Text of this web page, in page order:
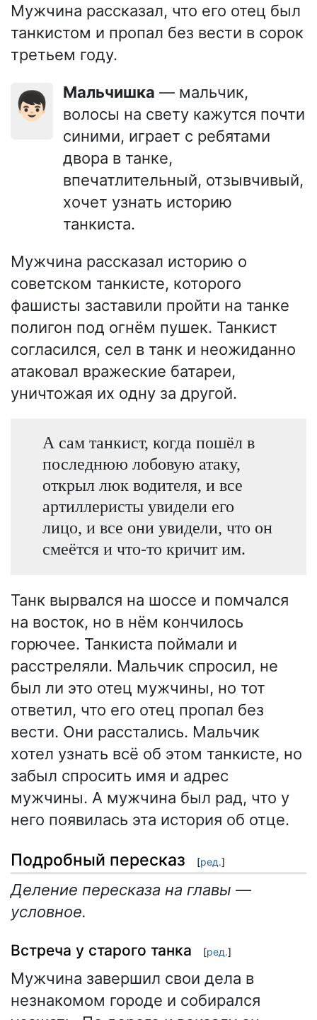
Мужчина рассказал, что его отец был
танкистом и пропал без вести в сорок
третьем году.
👦🏻 Мальчишка — мальчик,
волосы на свету кажутся почти
синими, играет с ребятами
двора в танке,
впечатлительный, отзывчивый,
хочет узнать историю
танкиста.
Мужчина рассказал историю о
советском танкисте, которого
фашисты заставили пройти на танке
полигон под огнём пушек. Танкист
согласился, сел в танк и неожиданно
атаковал вражеские батареи,
уничтожая их одну за другой.
А сам танкист, когда пошёл в
последнюю лобовую атаку,
открыл люк водителя, и все
артиллеристы увидели его
лицо, и все они увидели, что он
смеётся и что-то кричит им.
Танк вырвался на шоссе и помчался
на восток, но в нём кончилось
горючее. Танкиста поймали и
расстреляли. Мальчик спросил, не
был ли это отец мужчины, но тот
ответил, что его отец пропал без
вести. Они расстались. Мальчик
хотел узнать всё об этом танкисте, но
забыл спросить имя и адрес
мужчины. А мужчина был рад, что у
него появилась эта история об отце.
Подробный пересказ [ред.]
Деление пересказа на главы —
условное.
Встреча у старого танка [ред.]
Мужчина завершил свои дела в
незнакомом городе и собирался